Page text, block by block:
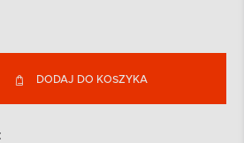
DODAJ DO KOSZYKA